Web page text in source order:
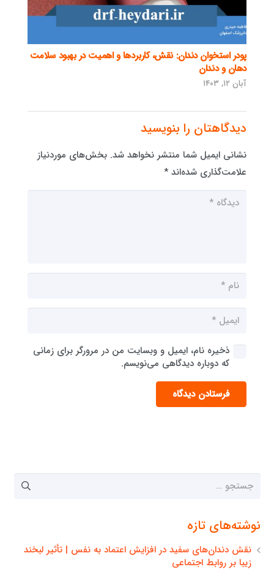
پودر استخوان دندان: نقش، کاربردها و اهمیت در بهبود سلامت
دهان و دندان
آبان ۱۲, ۱۴۰۳
دیدگاهتان را بنویسید
نشانی ایمیل شما منتشر نخواهد شد. بخش‌های موردنیاز
علامت‌گذاری شده‌اند *
ذخیره نام، ایمیل و وبسایت من در مرورگر برای زمانی
که دوباره دیدگاهی می‌نویسم.
فرستادن دیدگاه
جستجو
نوشته‌های تازه
نقش دندان‌های سفید در افزایش اعتماد به نفس | تأثیر لبخند
زیبا بر روابط اجتماعی